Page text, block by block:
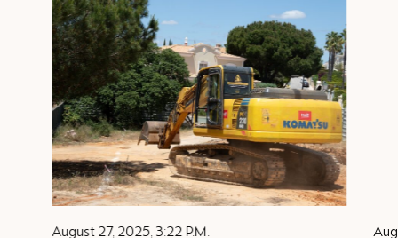
August 27, 2025, 3:22 P.M.